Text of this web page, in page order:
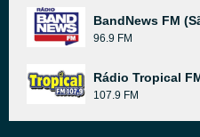
BandNews FM
96.9 FM
Rádio Tropical
107.9 FM